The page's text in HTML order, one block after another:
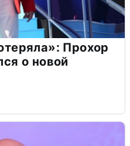
Прохор
о новой